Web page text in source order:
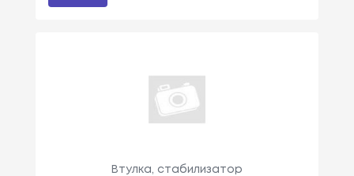
Втулка, стабилизатор